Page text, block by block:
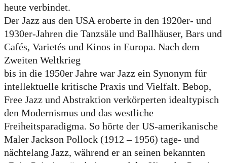
heute verbindet.
Der Jazz aus den USA eroberte in den 1920er- und
1930er-Jahren die Tanzsäle und Ballhäuser, Bars und
Cafés, Varietés und Kinos in Europa. Nach dem
Zweiten Weltkrieg
bis in die 1950er Jahre war Jazz ein Synonym für
intellektuelle kritische Praxis und Vielfalt. Bebop,
Free Jazz und Abstraktion verkörperten idealtypisch
den Modernismus und das westliche
Freiheitsparadigma. So hörte der US-amerikanische
Maler Jackson Pollock (1912 – 1956) tage- und
nächtelang Jazz, während er an seinen bekannten